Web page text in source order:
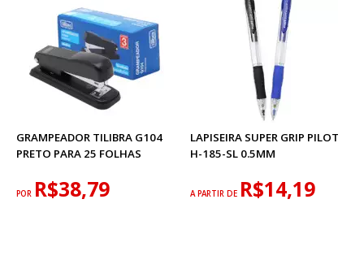
GRAMPEADOR TILIBRA G104
PRETO PARA 25 FOLHAS
POR R$38,79
LAPISEIRA SUPER GRIP PILOT
H-185-SL 0.5MM
A PARTIR DE R$14,19